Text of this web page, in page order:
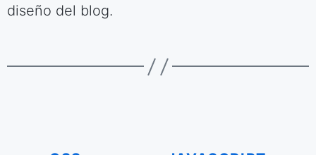
diseño del blog.